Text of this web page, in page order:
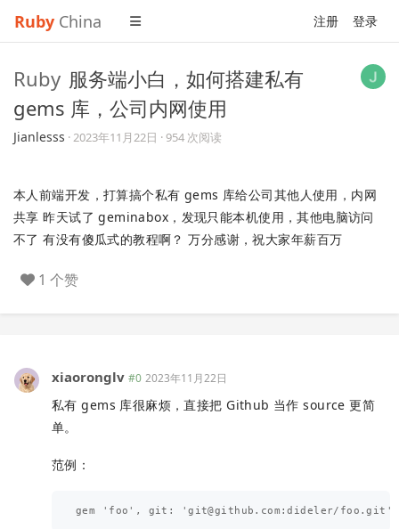
Ruby China 注册 登录
Ruby 服务端小白，如何搭建私有
gems 库，公司内网使用
Jianlesss ·2023年11月22日 · 954 次阅读
本人前端开发，打算搞个私有 gems 库给公司其他人使用，内网
共享 昨天试了 geminabox，发现只能本机使用，其他电脑访问
不了 有没有傻瓜式的教程啊？ 万分感谢，祝大家年薪百万
1 个赞
xiaoronglv #0 2023年11月22日
私有 gems 库很麻烦，直接把 Github 当作 source 更简
单。
范例：
gem 'foo', git: 'git@github.com